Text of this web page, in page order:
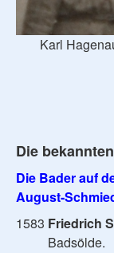
Karl
Die
Die Bader auf
August-
1583 Friedrich
Badsölde.